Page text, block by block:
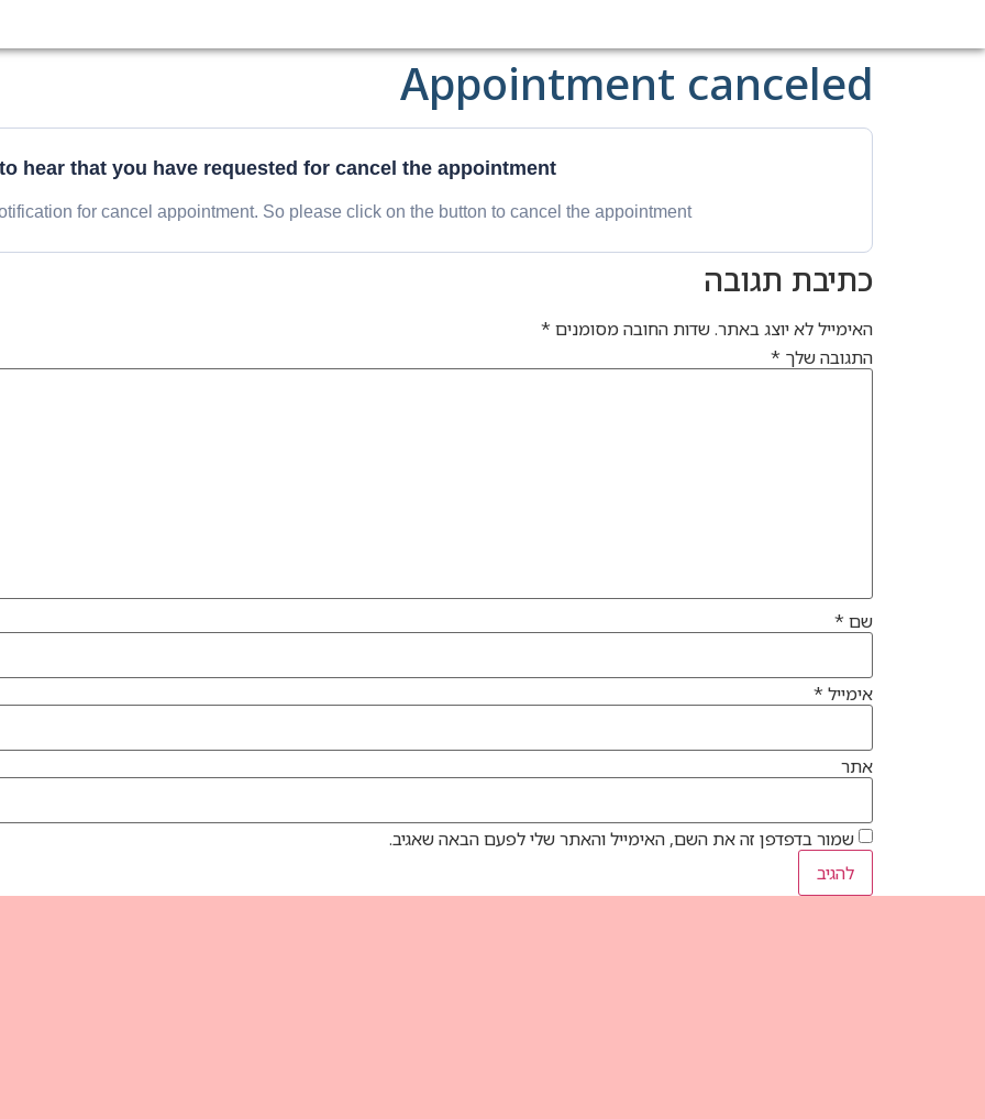
Appointment canceled
hear that you have requested for cancel the appointment.
for cancel appointment. So please click on the button to cancel the appointment.
כתיבת תגובה
האימייל לא יוצג באתר.שדות החובה מסומנים *
התגובה שלך *
שם *
אימייל *
אתר
שמור בדפדפן זה את השם, האימייל והאתר שלי לפעם הבאה שאגיב.